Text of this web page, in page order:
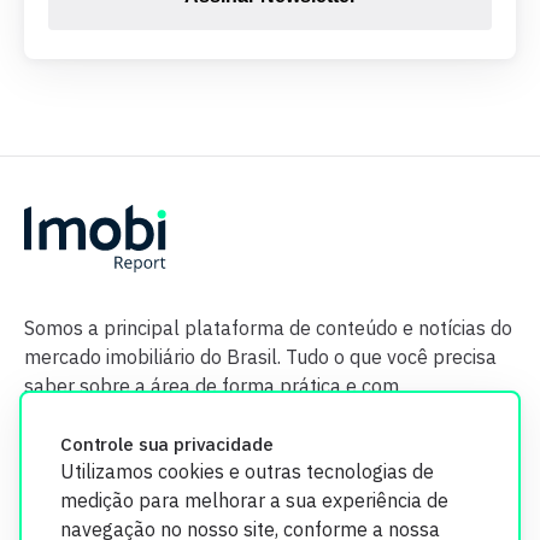
Controle sua privacidade
Utilizamos cookies e outras tecnologias de
medição para melhorar a sua experiência de
navegação no nosso site, conforme a nossa
Somos a principal plataforma de conteúdo e notícias do
mercado imobiliário do Brasil. Tudo o que você precisa
saber sobre a área de forma prática e com